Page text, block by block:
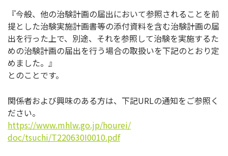
『今般、 他の治験計画の届出において参照されることを前
提とした治験実施計画書等の添付資料を含む治験計画の届
出を行った上で、別途、 それを参照して治験を実施するた
めの治験計画の届出を行う場合の取扱いを下記のとおり定
めました。』
とのことです。
関係者および興味のある方は、下記URLの通知をご参照く
ださい。
https://www.mhlw.go.jp/hourei/
doc/tsuchi/T220630I0010.pdf